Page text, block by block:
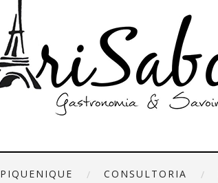
PIQUENIQUE CONSULTORIA